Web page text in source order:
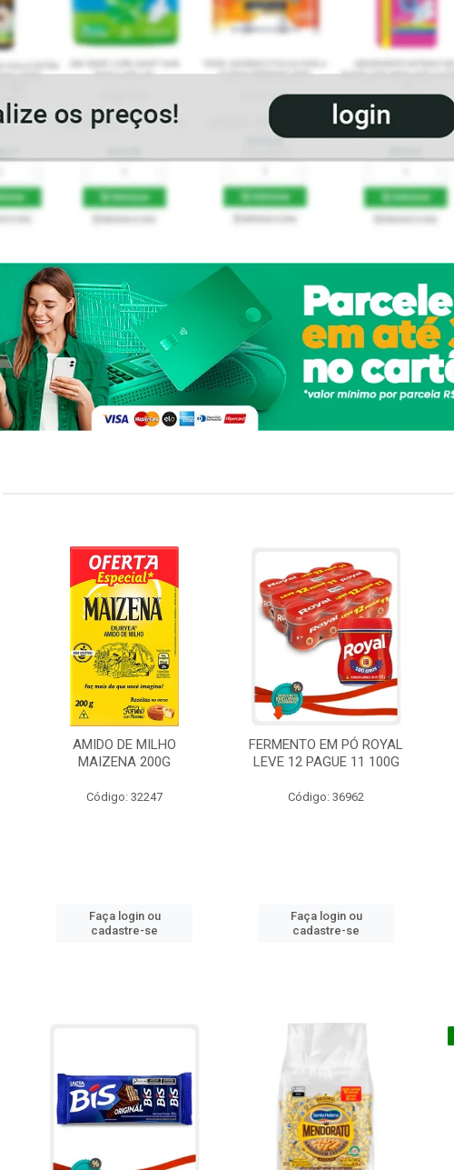
AMIDO DE MILHO
MAIZENA 200G
Código: 32247
Faça login ou
cadastre-se
FERMENTO EM PÓ ROYAL
LEVE 12 PAGUE 11 100G
Código: 36962
Faça login ou
cadastre-se